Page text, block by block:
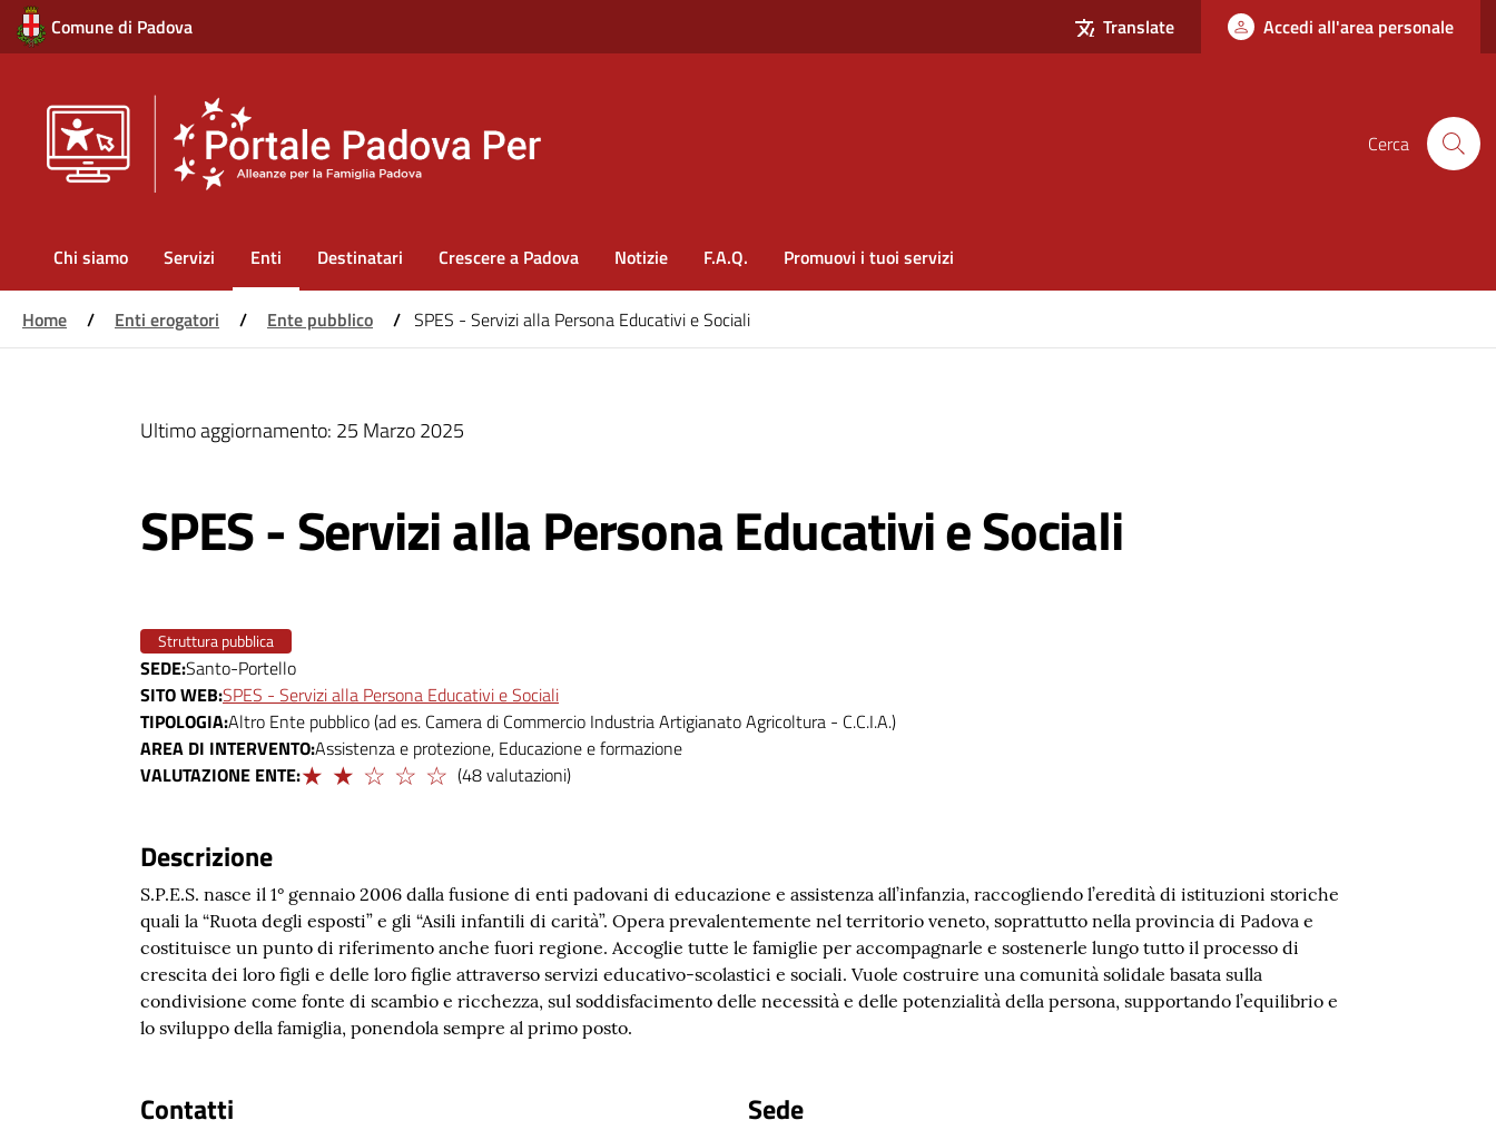
Comune di Padova Translate Accedi all'area personale
Cerca
Main
navigation
Chi siamo Servizi Enti Destinatari Crescere a Padova Notizie F.A.Q. Promuovi i tuoi servizi
Home / Enti erogatori / Ente pubblico / SPES - Servizi alla Persona Educativi e Sociali
Ultimo aggiornamento: 25 Marzo 2025
SPES - Servizi alla Persona Educativi e Sociali
Struttura pubblica
SEDESanto-Portello
SITO WEB SPES - Servizi alla Persona Educativi e Sociali
TIPOLOGIAAltro Ente pubblico (ad es. Camera di Commercio Industria Artigianato Agricoltura - C.C.I.A.)
AREA DI INTERVENTOAssistenza e protezione, Educazione e formazione
VALUTAZIONE ENTELimitato (48 valutazioni)
Descrizione
S.P.E.S. nasce il 1° gennaio 2006 dalla fusione di enti padovani di educazione e assistenza all’infanzia, raccogliendo l’eredità di istituzioni storiche
quali la “Ruota degli esposti” e gli “Asili infantili di carità”. Opera prevalentemente nel territorio veneto, soprattutto nella provincia di Padova e
costituisce un punto di riferimento anche fuori regione. Accoglie tutte le famiglie per accompagnarle e sostenerle lungo tutto il processo di
crescita dei loro figli e delle loro figlie attraverso servizi educativo-scolastici e sociali. Vuole costruire una comunità solidale basata sulla
condivisione come fonte di scambio e ricchezza, sul soddisfacimento delle necessità e delle potenzialità della persona, supportando l’equilibrio e
lo sviluppo della famiglia, ponendola sempre al primo posto.
Contatti Sede